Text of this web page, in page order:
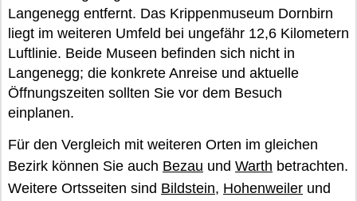
Langenegg entfernt. Das Krippenmuseum Dornbirn
liegt im weiteren Umfeld bei ungefähr 12,6 Kilometern
Luftlinie. Beide Museen befinden sich nicht in
Langenegg; die konkrete Anreise und aktuelle
Öffnungszeiten sollten Sie vor dem Besuch
einplanen.
Für den Vergleich mit weiteren Orten im gleichen
Bezirk können Sie auch Bezau und Warth betrachten.
Weitere Ortsseiten sind Bildstein, Hohenweiler und